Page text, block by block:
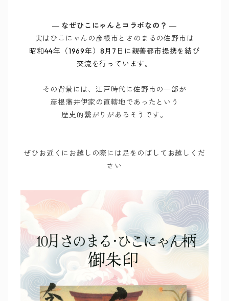
― なぜひこにゃんとコラボなの？―
実はひこにゃんの彦根市とさのまるの佐野市は
昭和44年（1969年）8月7日に親善都市提携を結び
交流を行っています。
その背景には、江戸時代に佐野市の一部が
彦根藩井伊家の直轄地であったという
歴史的繋がりがあるそうです。
ぜひお近くにお越しの際には足をのばしてお越しくだ
さい